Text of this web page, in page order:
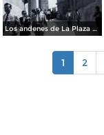
Los andenes de La Plaza de toros Ciudad de México 1950
1 2